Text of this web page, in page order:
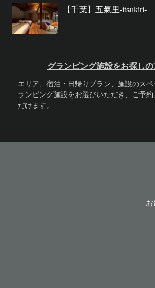
【千葉】五氣里-itsukiri-
グランピング施設をお探し
エリア、宿泊・日帰りプラン、施設のス
ランピング施設をお選びいただき、ご予
だけます。
お